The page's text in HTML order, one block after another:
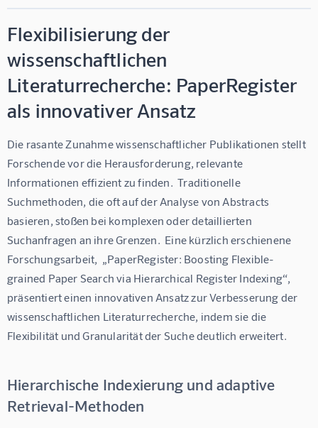
Flexibilisierung der
wissenschaftlichen
Literaturrecherche: PaperRegister
als innovativer Ansatz
Die rasante Zunahme wissenschaftlicher Publikationen stellt
Forschende vor die Herausforderung, relevante
Informationen effizient zu finden.  Traditionelle
Suchmethoden, die oft auf der Analyse von Abstracts
basieren, stoßen bei komplexen oder detaillierten
Suchanfragen an ihre Grenzen.  Eine kürzlich erschienene
Forschungsarbeit,  „PaperRegister: Boosting Flexible-
grained Paper Search via Hierarchical Register Indexing“,
präsentiert einen innovativen Ansatz zur Verbesserung der
wissenschaftlichen Literaturrecherche, indem sie die
Flexibilität und Granularität der Suche deutlich erweitert.
Hierarchische Indexierung und adaptive
Retrieval-Methoden